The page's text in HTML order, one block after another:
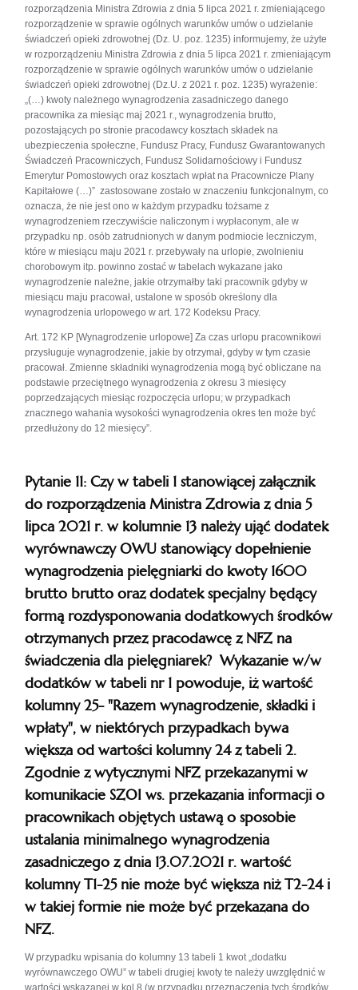
rozporządzenia Ministra Zdrowia z dnia 5 lipca 2021 r. zmieniającego
rozporządzenie w sprawie ogólnych warunków umów o udzielanie
świadczeń opieki zdrowotnej (Dz. U. poz. 1235) informujemy, że użyte
w rozporządzeniu Ministra Zdrowia z dnia 5 lipca 2021 r. zmieniającym
rozporządzenie w sprawie ogólnych warunków umów o udzielanie
świadczeń opieki zdrowotnej (Dz.U. z 2021 r. poz. 1235) wyrażenie:
„(…) kwoty należnego wynagrodzenia zasadniczego danego
pracownika za miesiąc maj 2021 r., wynagrodzenia brutto,
pozostających po stronie pracodawcy kosztach składek na
ubezpieczenia społeczne, Fundusz Pracy, Fundusz Gwarantowanych
Świadczeń Pracowniczych, Fundusz Solidarnościowy i Fundusz
Emerytur Pomostowych oraz kosztach wpłat na Pracownicze Plany
Kapitałowe (…)” zastosowane zostało w znaczeniu funkcjonalnym, co
oznacza, że nie jest ono w każdym przypadku tożsame z
wynagrodzeniem rzeczywiście naliczonym i wypłaconym, ale w
przypadku np. osób zatrudnionych w danym podmiocie leczniczym,
które w miesiącu maju 2021 r. przebywały na urlopie, zwolnieniu
chorobowym itp. powinno zostać w tabelach wykazane jako
wynagrodzenie należne, jakie otrzymałby taki pracownik gdyby w
miesiącu maju pracował, ustalone w sposób określony dla
wynagrodzenia urlopowego w art. 172 Kodeksu Pracy.
Art. 172 KP [Wynagrodzenie urlopowe] Za czas urlopu pracownikowi
przysługuje wynagrodzenie, jakie by otrzymał, gdyby w tym czasie
pracował. Zmienne składniki wynagrodzenia mogą być obliczane na
podstawie przeciętnego wynagrodzenia z okresu 3 miesięcy
poprzedzających miesiąc rozpoczęcia urlopu; w przypadkach
znacznego wahania wysokości wynagrodzenia okres ten może być
przedłużony do 12 miesięcy”.
Pytanie 11: Czy w tabeli 1 stanowiącej załącznik
do rozporządzenia Ministra Zdrowia z dnia 5
lipca 2021 r. w kolumnie 13 należy ująć dodatek
wyrównawczy OWU stanowiący dopełnienie
wynagrodzenia pielęgniarki do kwoty 1600
brutto brutto oraz dodatek specjalny będący
formą rozdysponowania dodatkowych środków
otrzymanych przez pracodawcę z NFZ na
świadczenia dla pielęgniarek? Wykazanie w/w
dodatków w tabeli nr 1 powoduje, iż wartość
kolumny 25- "Razem wynagrodzenie, składki i
wpłaty", w niektórych przypadkach bywa
większa od wartości kolumny 24 z tabeli 2.
Zgodnie z wytycznymi NFZ przekazanymi w
komunikacie SZOI ws. przekazania informacji o
pracownikach objętych ustawą o sposobie
ustalania minimalnego wynagrodzenia
zasadniczego z dnia 13.07.2021 r. wartość
kolumny T1-25 nie może być większa niż T2-24 i
w takiej formie nie może być przekazana do
NFZ.
W przypadku wpisania do kolumny 13 tabeli 1 kwot „dodatku
wyrównawczego OWU” w tabeli drugiej kwoty te należy uwzględnić w
wartości wskazanej w kol 8 (w przypadku przeznaczenia tych środków